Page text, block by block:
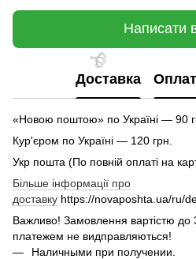
Написати
Доставка
«Новою поштою» по Україні — 90
Кур'єром по Україні — 120 грн.
Укр пошта (По повній оплаті на
Більше інформації про
доставку https://novaposhta.ua/ru/
Важливо! Замовлення вартістю
платежем не видправляються!
Наличными при получении.
🌹